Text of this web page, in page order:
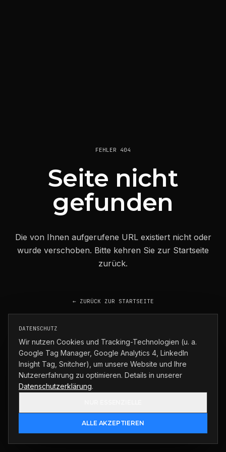
FEHLER 404
Seite nicht
gefunden
Die von Ihnen aufgerufene URL existiert nicht oder
wurde verschoben. Bitte kehren Sie zur Startseite
zurück.
← ZURÜCK ZUR STARTSEITE
DATENSCHUTZ
Wir nutzen Cookies und Tracking-Technologien (u. a.
Google Tag Manager, Google Analytics 4, LinkedIn
Insight Tag, Snitcher), um unsere Website und Ihre
Nutzererfahrung zu optimieren. Details in unserer
Datenschutzerklärung.
ALLE AKZEPTIEREN